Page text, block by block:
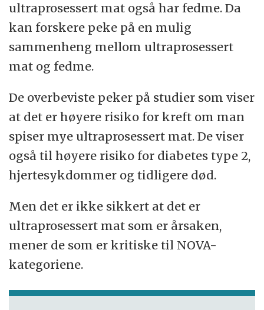
ultraprosessert mat også har fedme. Da
kan forskere peke på en mulig
sammenheng mellom ultraprosessert
mat og fedme.
De overbeviste peker på studier som viser
at det er høyere risiko for kreft om man
spiser mye ultraprosessert mat. De viser
også til høyere risiko for diabetes type 2,
hjertesykdommer og tidligere død.
Men det er ikke sikkert at det er
ultraprosessert mat som er årsaken,
mener de som er kritiske til NOVA-
kategoriene.